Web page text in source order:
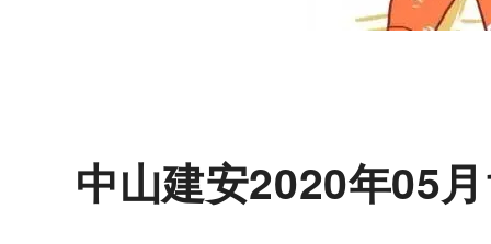
中山建安2020年05月